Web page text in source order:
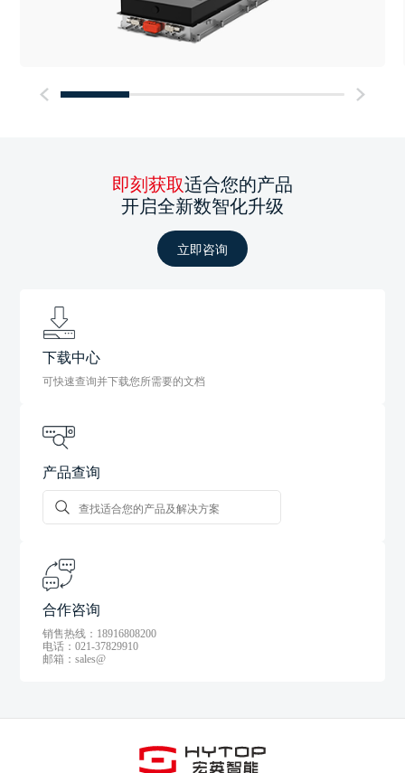
即刻获取适合您的产品
开启全新数智化升级
立即咨询
下载中心
可快速查询并下载您所需要的文档
产品查询
合作咨询
销售热线：18916808200
电话：021-37829910
邮箱：sales@